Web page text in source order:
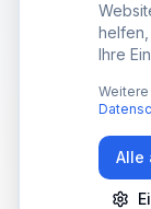
Ihre
Alle